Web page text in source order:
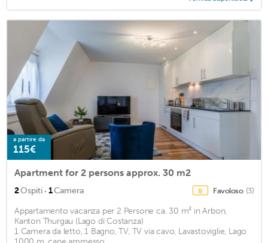
a partire da
115€
Apartment for 2 persons approx. 30 m2
2Ospiti · 1Camera 8 Favoloso (3)
Appartamento vacanza per 2 Persone ca. 30 m² in Arbon,
Kanton Thurgau (Lago di Costanza)
1 Camera da letto, 1 Bagno, TV, TV via cavo, Lavastoviglie, Lago